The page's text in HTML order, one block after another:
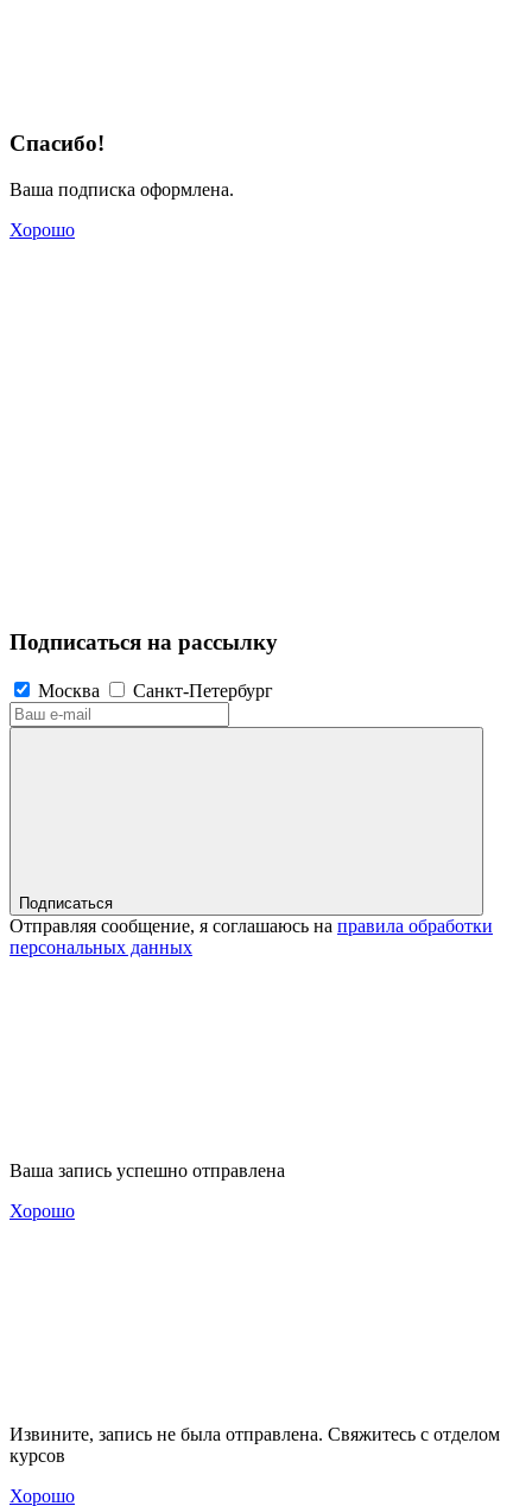
Спасибо!
Ваша подписка оформлена.
Хорошо
Подписаться на рассылку
Москва Санкт-Петербург
Подписаться
Отправляя сообщение, я соглашаюсь на правила обработки
персональных данных
Ваша запись успешно отправлена
Хорошо
Извините, запись не была отправлена. Свяжитесь с отделом
курсов
Хорошо